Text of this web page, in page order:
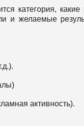
категория, какие
и желаемые
активность).